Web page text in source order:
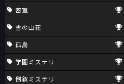
密室
雪の山荘
孤島
学園ミステリ
倒叙ミステリ